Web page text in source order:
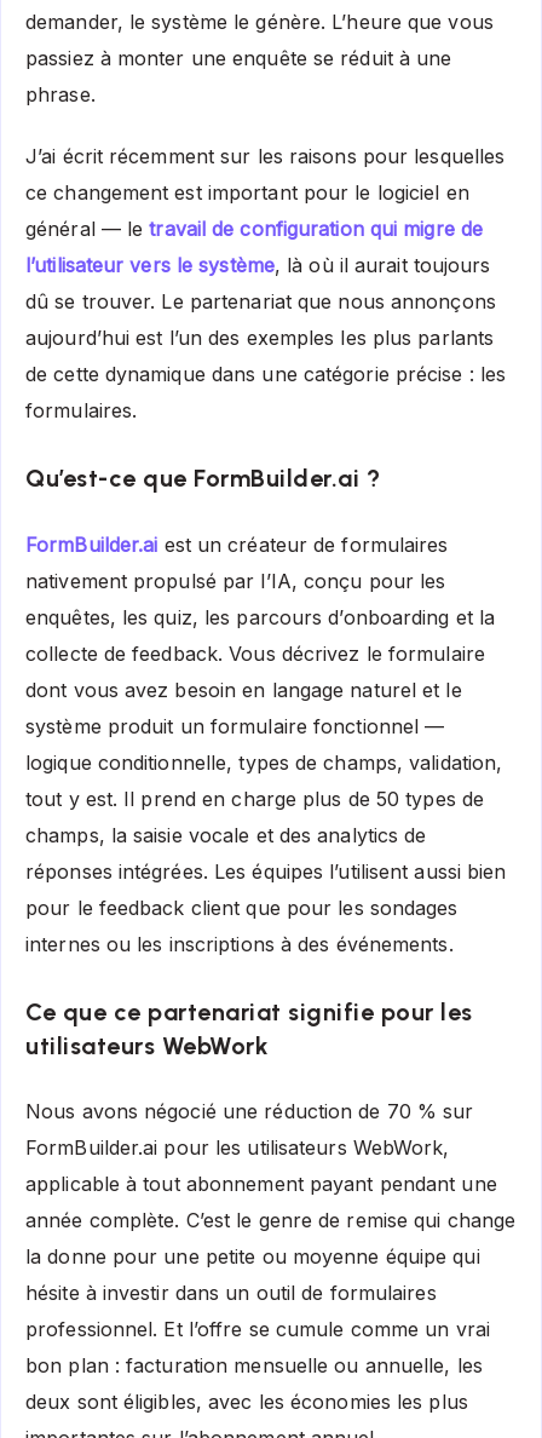
demander, le système le génère. L’heure que vous
passiez à monter une enquête se réduit à une
phrase.
J’ai écrit récemment sur les raisons pour lesquelles
ce changement est important pour le logiciel en
général — letravail de configuration qui migre de
l’utilisateur vers le système, là où il aurait toujours
dû se trouver. Le partenariat que nous annonçons
aujourd’hui est l’un des exemples les plus parlants
de cette dynamique dans une catégorie précise : les
formulaires.
Qu’est-ce que FormBuilder.ai ?
FormBuilder.ai est un créateur de formulaires
nativement propulsé par l’IA, conçu pour les
enquêtes, les quiz, les parcours d’onboarding et la
collecte de feedback. Vous décrivez le formulaire
dont vous avez besoin en langage naturel et le
système produit un formulaire fonctionnel —
logique conditionnelle, types de champs, validation,
tout y est. Il prend en charge plus de 50 types de
champs, la saisie vocale et des analytics de
réponses intégrées. Les équipes l’utilisent aussi bien
pour le feedback client que pour les sondages
internes ou les inscriptions à des événements.
Ce que ce partenariat signifie pour les
utilisateurs WebWork
Nous avons négocié une réduction de 70 % sur
FormBuilder.ai pour les utilisateurs WebWork,
applicable à tout abonnement payant pendant une
année complète. C’est le genre de remise qui change
la donne pour une petite ou moyenne équipe qui
hésite à investir dans un outil de formulaires
professionnel. Et l’offre se cumule comme un vrai
bon plan : facturation mensuelle ou annuelle, les
deux sont éligibles, avec les économies les plus